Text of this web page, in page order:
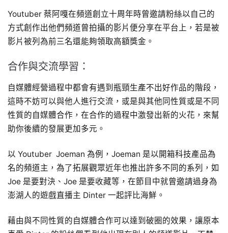
Youtuber 蔡阿嘎在頻道創立十周年時曾邀請粉絲以自己的
方式創作出他們頻道曾拍攝的影片便分享在平台上，若是被
影片被列為前三名還能夠領取高額獎金。
合作與交流學習：
自媒體經營過程中都會有遇到瓶頸生產不出好作品的階段，
這時不妨可以與他人進行交流，或是與其他同性質或是不同
性質的自媒體合作，在合作的過程中激發出新的火花，來幫
助你後續的發展更加多元。
以 Youtuber Joeman 為例，Joeman 是以開箱科技產品為
名的頻道主，為了拓展觀眾近年也推出許多不同的系列，如
Joe 是要對決、Joe 是要收藏等，在節目中就曾邀請過身為
澎湖人的遊戲直播主 Dinter 一起評比海鮮。
藉由與不同性質的自媒體合作可以達到破圈的效果，讓原本